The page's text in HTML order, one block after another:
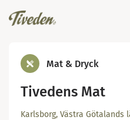
Mat & Dryck
Tivedens Mat
Karlsborg, Västra Götalands